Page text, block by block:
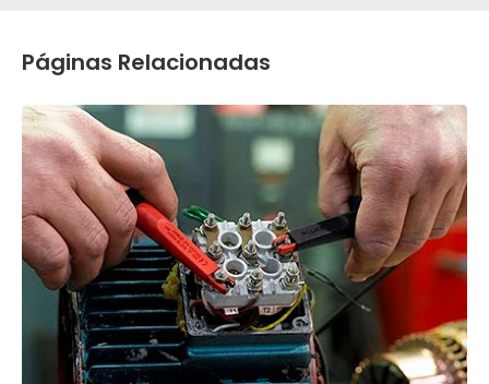
Páginas Relacionadas